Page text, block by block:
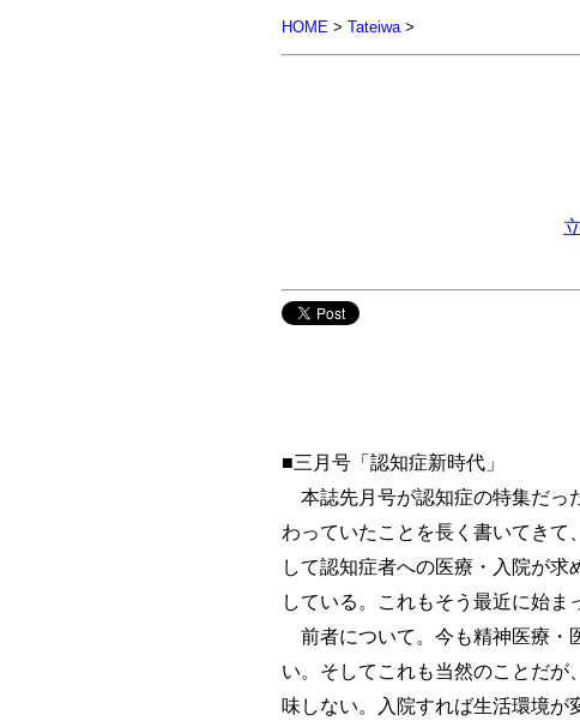
HOME> Tateiwa>
■三月号「認知症新時代」
本誌先月号が認知症の特集だっ
わっていたことを長く書いてきて
して認知症者への医療・入院が
している。これもそう最近に始ま
前者について。今も精神医療・
い。そしてこれも当然のことだ
味しない。入院すれば生活環境が